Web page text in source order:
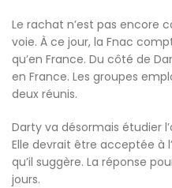
Le rachat n’est pas encore
voie. À ce jour, la Fnac
qu’en France. Du côté de
en France. Les groupes
deux réunis.
Darty va désormais étudier
Elle devrait être acceptée à
qu’il suggère. La réponse
jours.